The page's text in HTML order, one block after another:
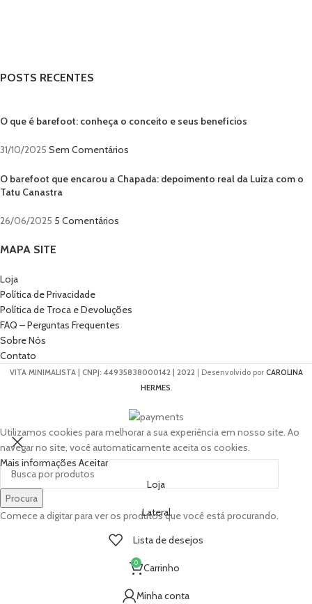
POSTS RECENTES
O que é barefoot: conheça o conceito e seus benefícios
31/10/2025 Sem Comentários
O barefoot que encarou a Chapada: depoimento real da Luiza com o
Tatu Canastra
26/06/2025 5 Comentários
MAPA SITE
Loja
Política de Privacidade
Política de Troca e Devoluções
FAQ – Perguntas Frequentes
Sobre Nós
Contato
VITA MINIMALISTA | CNPJ: 44935838000142 | 2022 | Desenvolvido por CAROLINA
HERMES
Procura
Comece a digitar para ver os produtos que você está procurando.
Utilizamos cookies para melhorar a sua experiência em nosso site. Ao
navegar no site, você automaticamente aceita os cookies.
Mais informaçõesAceitar
Loja
Lateral
Lista de desejos
0 Carrinho
Minha conta